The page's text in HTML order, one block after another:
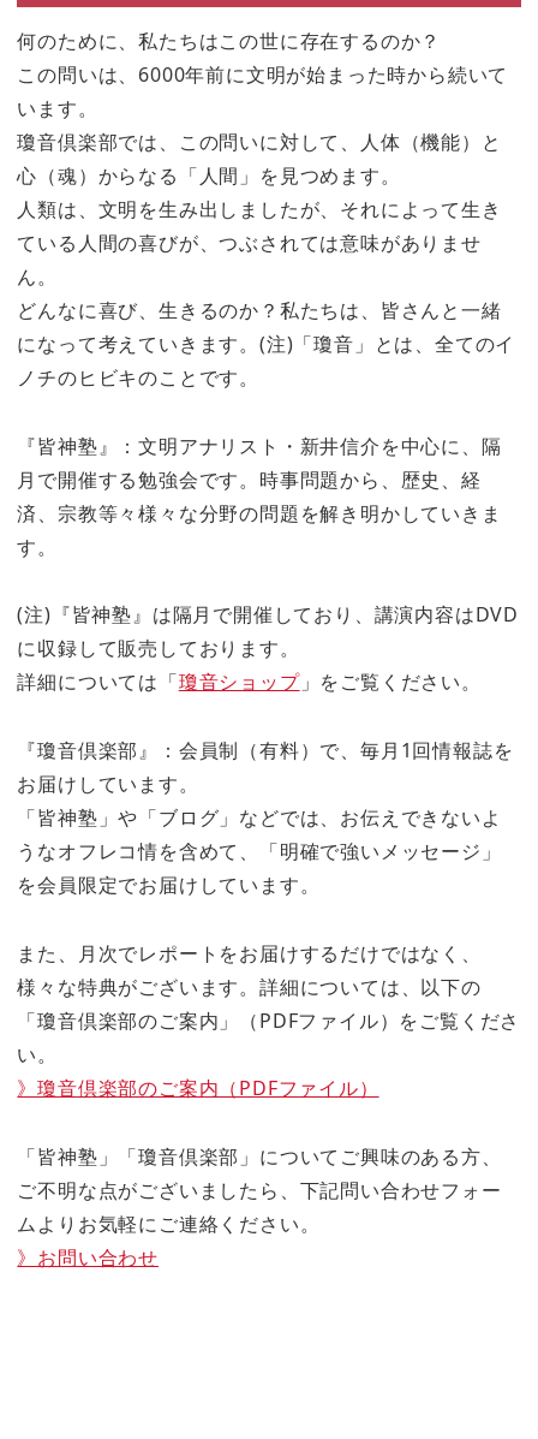
何のために、私たちはこの世に存在するのか？
この問いは、6000年前に文明が始まった時から続いて
います。
瓊音倶楽部では、この問いに対して、人体（機能）と
心（魂）からなる「人間」を見つめます。
人類は、文明を生み出しましたが、それによって生き
ている人間の喜びが、つぶされては意味がありませ
ん。
どんなに喜び、生きるのか？私たちは、皆さんと一緒
になって考えていきます。(注)「瓊音」とは、全てのイ
ノチのヒビキのことです。
『皆神塾』：文明アナリスト・新井信介を中心に、隔
月で開催する勉強会です。時事問題から、歴史、経
済、宗教等々様々な分野の問題を解き明かしていきま
す。
(注)『皆神塾』は隔月で開催しており、講演内容はDVD
に収録して販売しております。
詳細については「瓊音ショップ」をご覧ください。
『瓊音倶楽部』：会員制（有料）で、毎月1回情報誌を
お届けしています。
「皆神塾」や「ブログ」などでは、お伝えできないよ
うなオフレコ情を含めて、「明確で強いメッセージ」
を会員限定でお届けしています。
また、月次でレポートをお届けするだけではなく、
様々な特典がございます。詳細については、以下の
「瓊音倶楽部のご案内」（PDFファイル）をご覧くださ
い。
》瓊音倶楽部のご案内（PDFファイル）
「皆神塾」「瓊音倶楽部」についてご興味のある方、
ご不明な点がございましたら、下記問い合わせフォー
ムよりお気軽にご連絡ください。
》お問い合わせ